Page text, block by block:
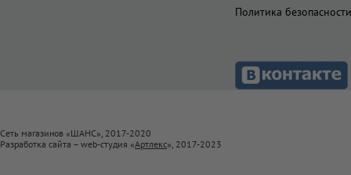
Политика безопасности
Сеть магазинов «ШАНС», 2017-2020
Разработка сайта – web-студия «Артлекс», 2017-2023